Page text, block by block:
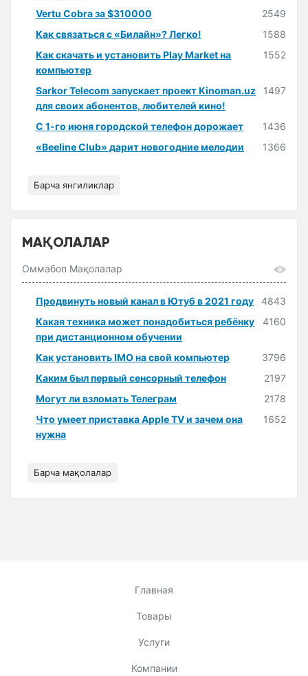
Vertu Cobra за $310000
2549
Как связаться с «Билайн»? Легко!
1588
Как скачать и установить Play Market на
компьютер
1552
Sarkor Telecom запускает проект Kinoman.uz
для своих абонентов, любителей кино!
1497
С 1-го июня городской телефон дорожает
1436
«Beeline Club» дарит новогодние мелодии
1366
Барча янгиликлар
МАҚОЛАЛАР
Оммабоп Мақолалар
Продвинуть новый канал в Ютуб в 2021 году
4843
Какая техника может понадобиться ребёнку
при дистанционном обучении
4160
Как установить IMO на свой компьютер
3796
Каким был первый сенсорный телефон
2197
Могут ли взломать Телеграм
2178
Что умеет приставка Apple TV и зачем она
нужна
1652
Барча мақолалар
Главная
Товары
Услуги
Компании